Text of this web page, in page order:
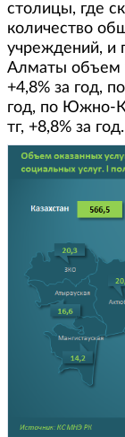
столицы, где
количество
учреждений, и
Алматы объем
+4,8% за год,
год, по Южно-
тг, +8,8% за год.